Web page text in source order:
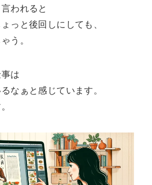
われると
っと後回しにしても、
う。
は
なぁと感じています。